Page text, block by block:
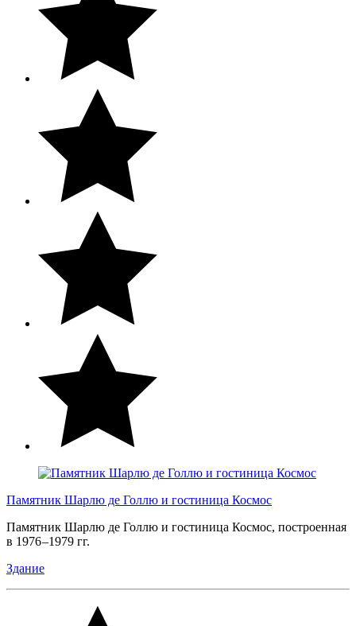
Памятник Шарлю де Голлю и гостиница Космос
Памятник Шарлю де Голлю и гостиница Космос, построенная
в 1976 –1979 гг.
Здание